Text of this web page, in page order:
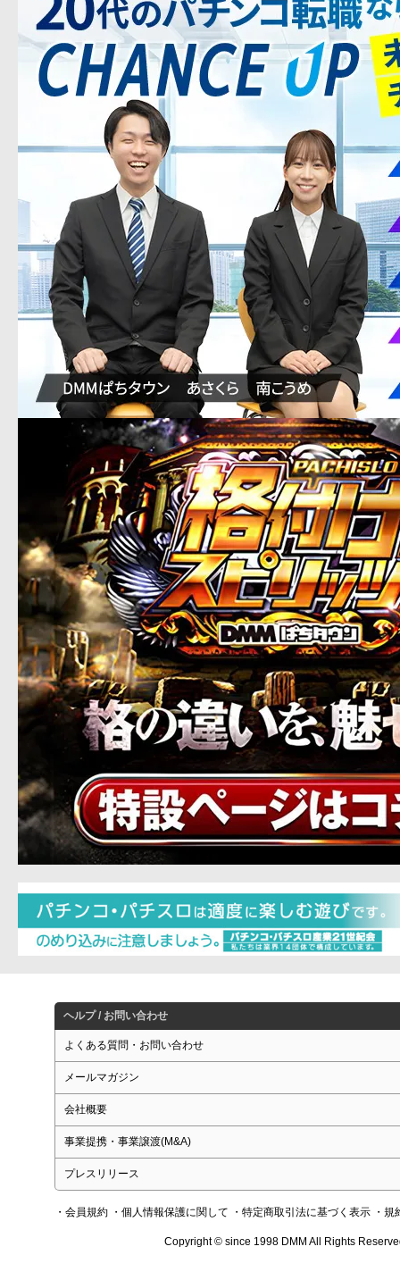
ヘルプ / お問い合わせ
よくある質問・お問い合わせ
メールマガジン
会社概要
事業提携・事業譲渡(M&A)
プレスリリース
・会員規約 ・個人情報保護に関して ・特定商取引法に基づく表示 ・規
Copyright © since 1998 DMM All Rights